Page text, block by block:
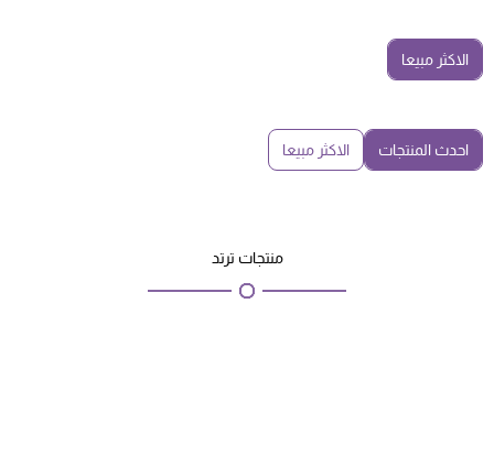
الاكثر مبيعا
احدث المنتجات الاكثر مبيعا
منتجات ترتد